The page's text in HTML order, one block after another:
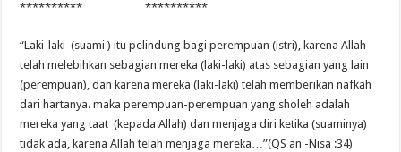
**********______________**********
“Laki-laki (suami ) itu pelindung bagi perempuan (istri), karena Allah
telah melebihkan sebagian mereka (laki-laki) atas sebagian yang lain
(perempuan), dan karena mereka (laki-laki) telah memberikan nafkah
dari hartanya. maka perempuan-perempuan yang sholeh adalah
mereka yang taat (kepada Allah) dan menjaga diri ketika (suaminya)
tidak ada, karena Allah telah menjaga mereka…”(QS an -Nisa :34)